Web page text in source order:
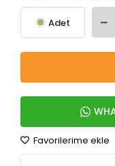
Adet
Favorilerime ekle